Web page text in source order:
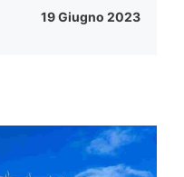
19 Giugno 2023